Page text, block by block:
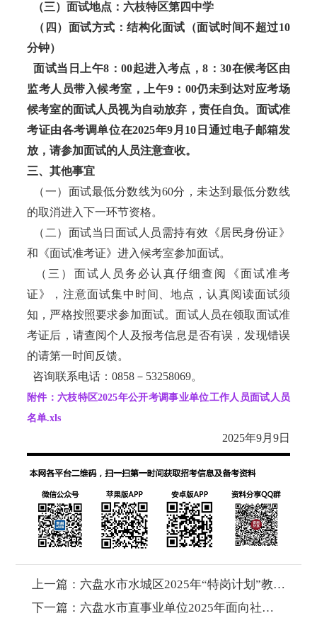
（三）面试地点：六枝特区第四中学
（四）面试方式：结构化面试（面试时间不超过10
分钟）
面试当日上午8：00起进入考点，8：30在候考区由
监考人员带入候考室，上午9：00仍未到达对应考场
候考室的面试人员视为自动放弃，责任自负。面试准
考证由各考调单位在2025年9月10日通过电子邮箱发
放，请参加面试的人员注意查收。
三、其他事宜
（一）面试最低分数线为60分，未达到最低分数线
的取消进入下一环节资格。
（二）面试当日面试人员需持有效《居民身份证》
和《面试准考证》进入候考室参加面试。
（三）面试人员务必认真仔细查阅《面试准考
证》，注意面试集中时间、地点，认真阅读面试须
知，严格按照要求参加面试。面试人员在领取面试准
考证后，请查阅个人及报考信息是否有误，发现错误
的请第一时间反馈。
咨询联系电话：0858－53258069。
附件：六枝特区2025年公开考调事业单位工作人员面试人员
名单.xls
2025年9月9日
上一篇： 六盘水市水城区2025年“特岗计划”教师招聘拟录用人员名单公布
下一篇： 六盘水市直事业单位2025年面向社会公开招聘工作人员拟聘用人员名单公示（第四批2人）